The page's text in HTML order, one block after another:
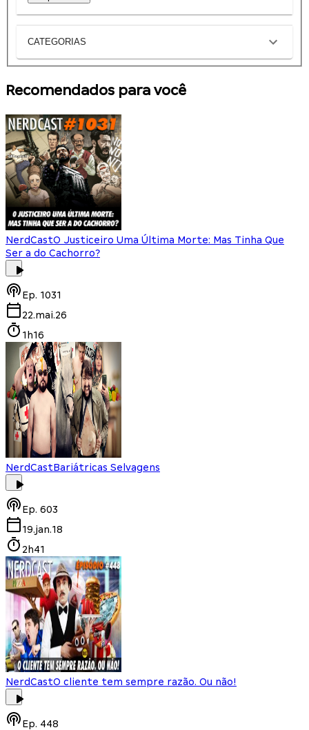
CATEGORIAS
Recomendados para você
NerdCastO Justiceiro Uma Última Morte: Mas Tinha Que
Ser a do Cachorro?
Ep. 1031
22.mai.26
1h16
NerdCastBariátricas Selvagens
Ep. 603
19.jan.18
2h41
NerdCastO cliente tem sempre razão. Ou não!
Ep. 448